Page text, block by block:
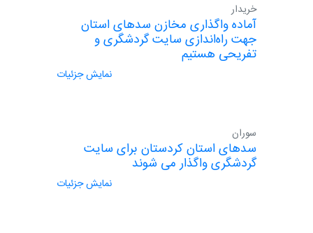
خریدار
آماده واگذاری مخازن سدهای استان
جهت راه‌اندازی سایت گردشگری و
تفریحی هستیم
نمایش جزئیات
سوران
سدهای استان کردستان برای سایت
گردشگری واگذار می شوند
نمایش جزئیات